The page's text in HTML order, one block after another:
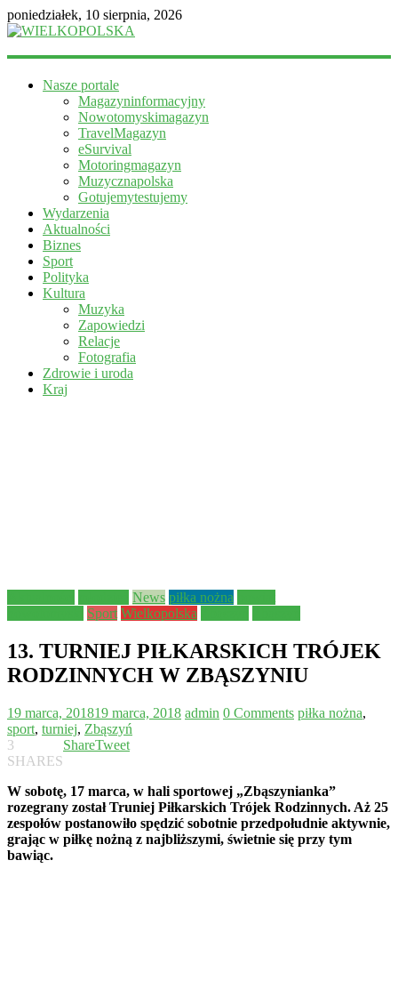
poniedziałek, 10 sierpnia, 2026
WIELKOPOLSKA
informacyjny
Nasze portale
Magazyninformacyjny
Nowotomyskimagazyn
TravelMagazyn
eSurvival
Motoringmagazyn
Muzycznapolska
Gotujemytestujemy
Wydarzenia
Aktualności
Biznes
Sport
Polityka
Kultura
Muzyka
Zapowiedzi
Relacje
Fotografia
Zdrowie i uroda
Kraj
News piłka nożna
Sport Wielkopolska
13. TURNIEJ PIŁKARSKICH TRÓJEK
RODZINNYCH W ZBĄSZYNIU
19 marca, 201819 marca, 2018 admin 0 Comments piłka nożna,
sport, turniej, Zbąszyń
3
SHARES
ShareTweet
W sobotę, 17 marca, w hali sportowej „Zbąszynianka”
rozegrany został Truniej Piłkarskich Trójek Rodzinnych. Aż 25
zespołów postanowiło spędzić sobotnie przedpołudnie aktywnie,
grając w piłkę nożną z najbliższymi, świetnie się przy tym
bawiąc.